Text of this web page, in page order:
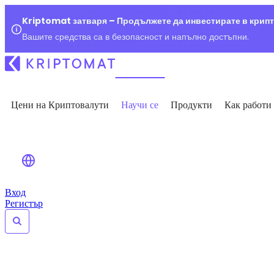
Kriptomat затваря – Продължете да инвестирате в
Вашите средства са в безопасност и напълно достъпни.
Цени на Криптовалути Научи се Продукти Как работи
Вход
Регистър